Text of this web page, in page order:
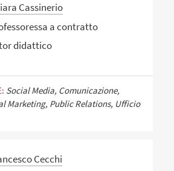
Cassinerio
a contratto
didattico
Social Media, Comunicazione,
Marketing, Public Relations, Ufficio
Cecchi